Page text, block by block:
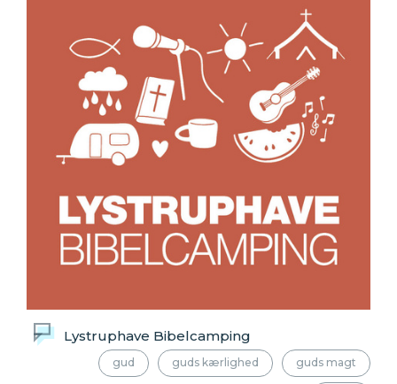
Lystruphave Bibelcamping
gud guds kærlighed guds magt